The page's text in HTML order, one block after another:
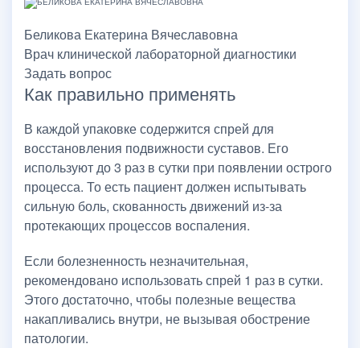
Беликова Екатерина Вячеславовна
Врач клинической лабораторной диагностики
Задать вопрос
Как правильно применять
В каждой упаковке содержится спрей для
восстановления подвижности суставов. Его
используют до 3 раз в сутки при появлении острого
процесса. То есть пациент должен испытывать
сильную боль, скованность движений из-за
протекающих процессов воспаления.
Если болезненность незначительная,
рекомендовано использовать спрей 1 раз в сутки.
Этого достаточно, чтобы полезные вещества
накапливались внутри, не вызывая обострение
патологии.